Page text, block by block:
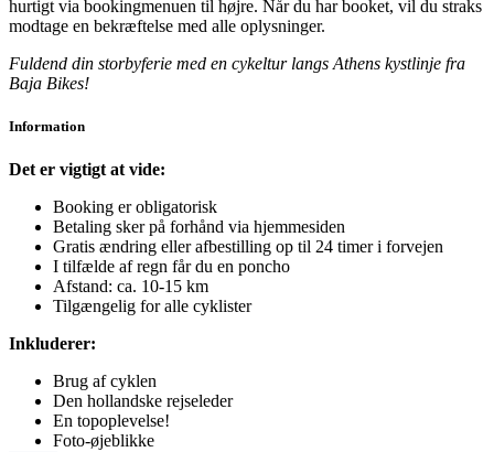
hurtigt via bookingmenuen til højre. Når du har booket, vil du straks
modtage en bekræftelse med alle oplysninger.
Fuldend din storbyferie med en cykeltur langs Athens kystlinje fra
Baja Bikes!
Information
Det er vigtigt at vide:
Booking er obligatorisk
Betaling sker på forhånd via hjemmesiden
Gratis ændring eller afbestilling op til 24 timer i forvejen
I tilfælde af regn får du en poncho
Afstand: ca. 10-15 km
Tilgængelig for alle cyklister
Inkluderer:
Brug af cyklen
Den hollandske rejseleder
En topoplevelse!
Foto-øjeblikke